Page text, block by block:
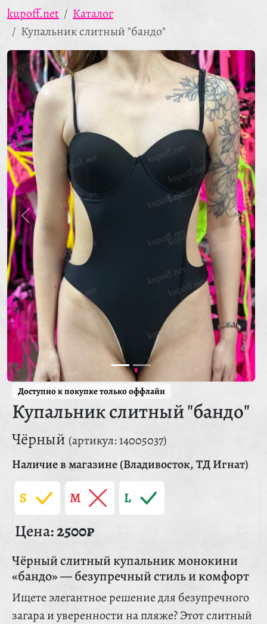
kupoff.net
Каталог
Купальник слитный "бандо"
Доступно к покупке только оффлайн
Купальник слитный "бандо"
Чёрный (артикул: 14005037)
Наличие в магазине (Владивосток, ТД Игнат)
S M L
Цена:2500₽
Чёрный слитный купальник монокини
«бандо» — безупречный стиль и комфорт
Ищете элегантное решение для безупречного
загара и уверенности на пляже? Этот слитный